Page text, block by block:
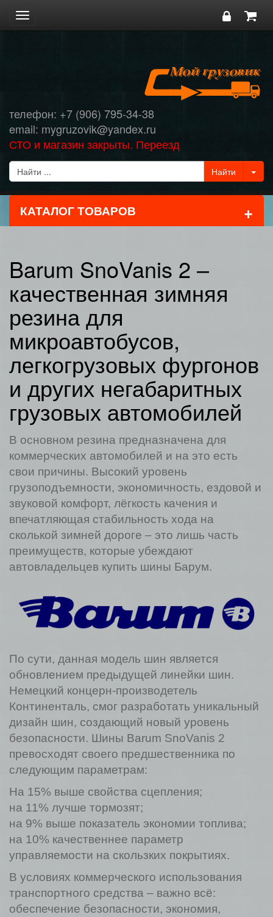
Toggle
navigation
телефон: +7 (906) 795-34-38
email: mygruzovik@yandex.ru
СТО и магазин закрыты. Переезд
КАТАЛОГ ТОВАРОВ +
Barum SnoVanis 2 –
качественная зимняя
резина для
микроавтобусов,
легкогрузовых фургонов
и других негабаритных
грузовых автомобилей
В основном резина предназначена для
коммерческих автомобилей и на это есть
свои причины. Высокий уровень
грузоподъемности, экономичность, ездовой и
звуковой комфорт, лёгкость качения и
впечатляющая стабильность хода на
сколькой зимней дороге – это лишь часть
преимуществ, которые убеждают
автовладельцев купить шины Барум.
По сути, данная модель шин является
обновлением предыдущей линейки шин.
Немецкий концерн-производетель
Континенталь, смог разработать уникальный
дизайн шин, создающий новый уровень
безопасности. Шины Barum SnoVanis 2
превосходят своего предшественника по
следующим параметрам:
На 15% выше свойства сцепления;
на 11% лучше тормозят;
на 9% выше показатель экономии топлива;
на 10% качественнее параметр
управляемости на скользких покрытиях.
В условиях коммерческого использования
транспортного средства – важно всё:
обеспечение безопасности, экономия,